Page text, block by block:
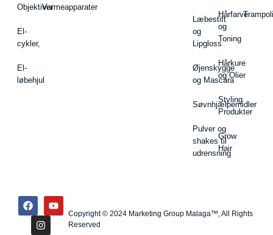
Objektiver
El-
cykler,
El-
løbehjul
Varmeapparater
Læbestift
og
Lipgloss
Øjenskygge
og Mascara
Søvnhjælpemidler
Pulver og
shakes til
udrensning
Hårfarve
og
Toning
Hårkure
og Olier
Styling
Produkter
Grow
Hair
Copyright © 2024 Marketing Group Malaga™, All Rights
Reserved